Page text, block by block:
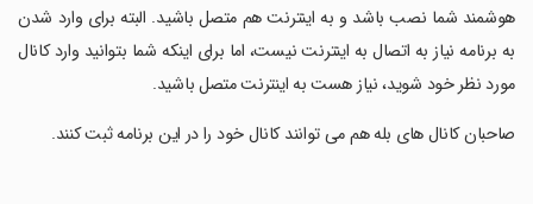
هوشمند شما نصب باشد و به اینترنت هم متصل باشید. البته برای وارد شدن
به برنامه نیاز به اتصال به اینترنت نیست، اما برای اینکه شما بتوانید وارد کانال
مورد نظر خود شوید، نیاز هست به اینترنت متصل باشید.
‏صاحبان کانال های بله هم می توانند کانال خود را در این برنامه ثبت کنند.